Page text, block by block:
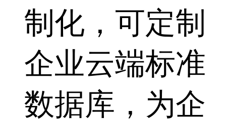
制化，可定制
企业云端标准
数据库，为企